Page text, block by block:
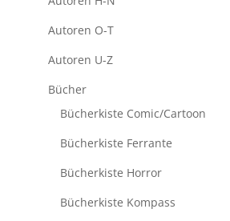
Autoren O-T
Autoren U-Z
Bücher
Bücherkiste Comic/Cartoon
Bücherkiste Ferrante
Bücherkiste Horror
Bücherkiste Kompass